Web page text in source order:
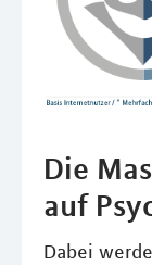
Die
auf
Dabei